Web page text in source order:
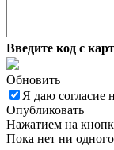
Введите код с
Обновить
Я даю согласие
Опубликовать
Нажатием на
Пока нет ни